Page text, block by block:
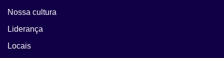
Nossa cultura
Liderança
Locais